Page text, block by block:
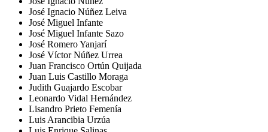
José Ignacio Núñez Leiva
José Miguel Infante
José Miguel Infante Sazo
José Romero Yanjarí
José Víctor Núñez Urrea
Juan Francisco Ortún Quijada
Juan Luis Castillo Moraga
Judith Guajardo Escobar
Leonardo Vidal Hernández
Lisandro Prieto Femenía
Luis Arancibia Urzúa